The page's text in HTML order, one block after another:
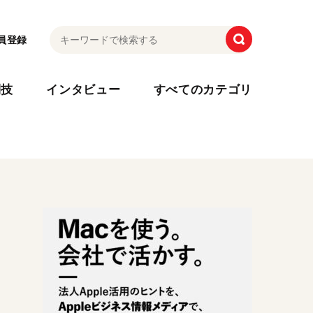
登録
インタビュー すべてのカテゴリ